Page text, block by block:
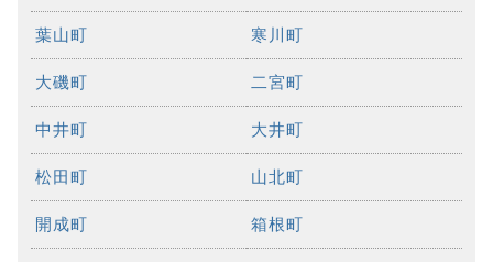
葉山町 寒川町
大磯町 二宮町
中井町 大井町
松田町 山北町
開成町 箱根町